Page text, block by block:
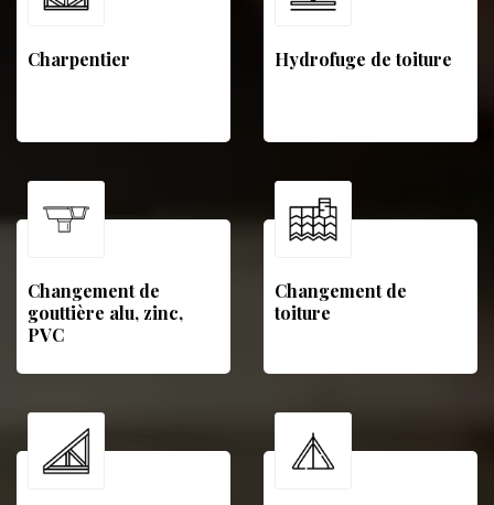
Charpentier Hydrofuge de toiture
Changement de
gouttière alu, zinc,
PVC
Changement de
toiture